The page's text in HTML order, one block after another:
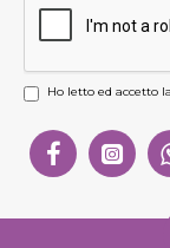
Ho letto ed accetto la